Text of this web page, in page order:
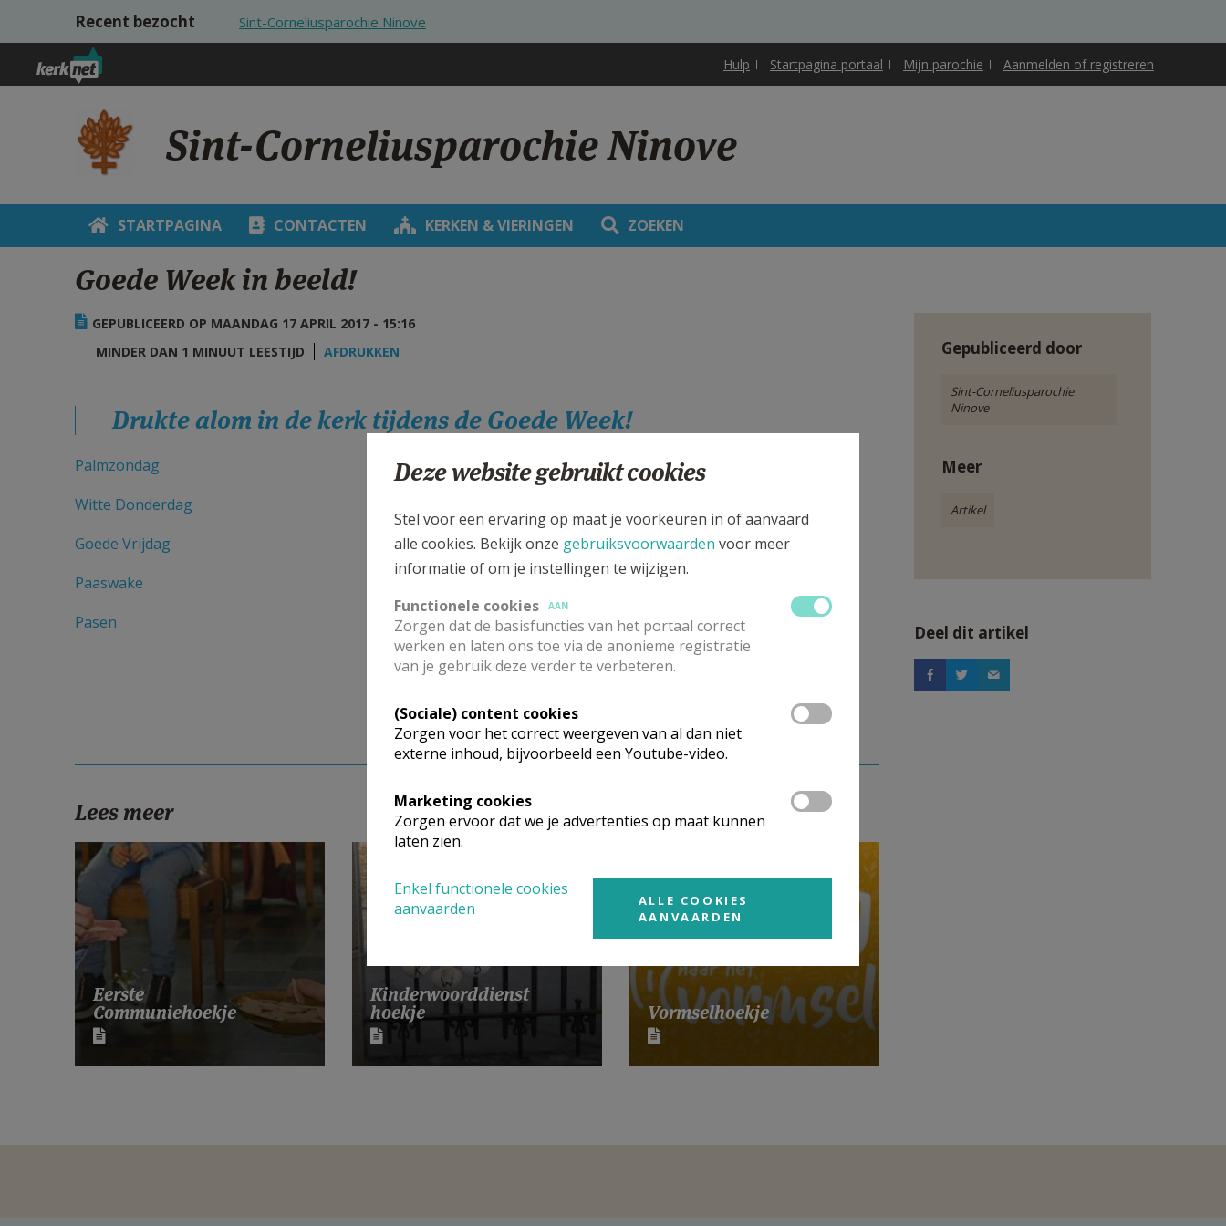
Overslaan en naar de inhoud gaan
Recent bezocht Sint-Corneliusparochie Ninove
Hulp Startpagina portaal Mijn parochie Aanmelden of registreren
Sint-Corneliusparochie Ninove
STARTPAGINA CONTACTEN KERKEN & VIERINGEN ZOEKEN
Goede Week in beeld!
GEPUBLICEERD OP MAANDAG 17 APRIL 2017 - 15:16
MINDER DAN 1 MINUUT LEESTIJD
AFDRUKKEN
Drukte alom in de kerk tijdens de Goede Week!
Palmzondag
Witte Donderdag
Goede Vrijdag
Paaswake
Pasen
Gepubliceerd door
Sint-Corneliusparochie
Ninove
Meer
Artikel
Deel dit artikel
Lees meer
Eerste
Communiehoekje
Kinderwoorddienst
hoekje Vormselhoekje
Deze website gebruikt cookies
Stel voor een ervaring op maat je voorkeuren in of aanvaard
alle cookies. Bekijk onze gebruiksvoorwaarden voor meer
informatie of om je instellingen te wijzigen.
Functionele cookies
AAN
Zorgen dat de basisfuncties van het portaal correct
werken en laten ons toe via de anonieme registratie
van je gebruik deze verder te verbeteren.
(Sociale) content cookies
Zorgen voor het correct weergeven van al dan niet
externe inhoud, bijvoorbeeld een Youtube-video.
Marketing cookies
Zorgen ervoor dat we je advertenties op maat kunnen
laten zien.
Enkel functionele cookies
aanvaarden
ALLE COOKIES
AANVAARDEN